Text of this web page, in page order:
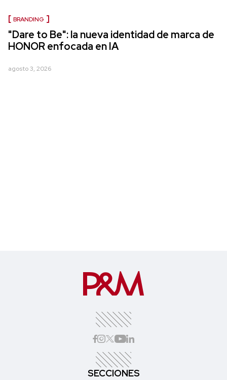
BRANDING
"Dare to Be": la nueva identidad de marca de
HONOR enfocada en IA
agosto 3, 2026
SECCIONES